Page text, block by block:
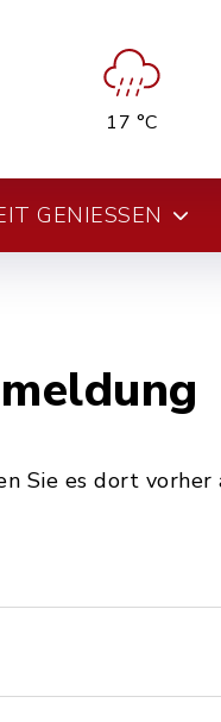
17 °C
GENIESSEN
Sie es dort vorher